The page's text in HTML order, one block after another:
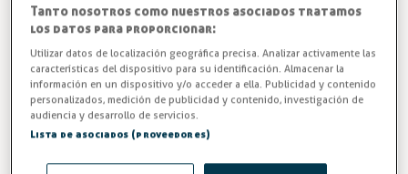
distinción. Fabricamos puertas a medida para cubrir todas
sus necesidades. Producto con excelentes acabados y listo
para su instalación. Modelos ICEBERG, diseñadas para
reducir el consumo de energía en armarios refrigerados y
cámaras de frío, con resistencia anti-vaho en el marco.
Contáctenos y SOLICITE PRESUPUESTO.
Tanto nosotros como nuestros asociados tratamos
los datos para proporcionar:
Utilizar datos de localización geográfica precisa. Analizar activamente las
características del dispositivo para su identificación. Almacenar la
información en un dispositivo y/o acceder a ella. Publicidad y contenido
personalizados, medición de publicidad y contenido, investigación de
audiencia y desarrollo de servicios.
Lista de asociados (proveedores)